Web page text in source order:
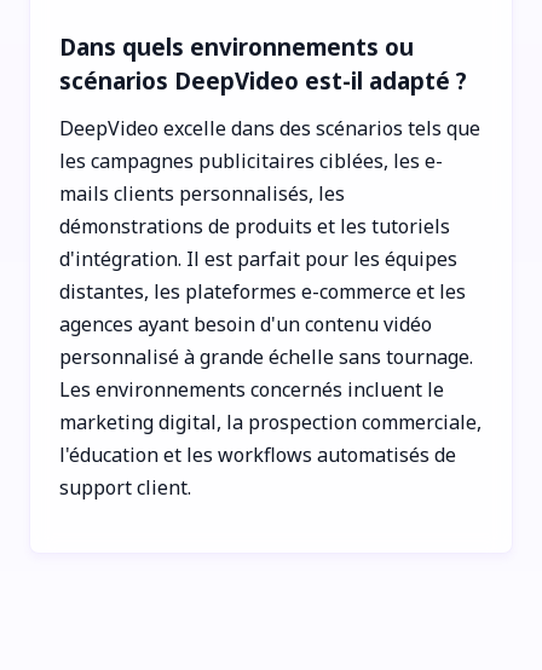
Dans quels environnements ou
scénarios DeepVideo est-il adapté ?
DeepVideo excelle dans des scénarios tels que
les campagnes publicitaires ciblées, les e-
mails clients personnalisés, les
démonstrations de produits et les tutoriels
d'intégration. Il est parfait pour les équipes
distantes, les plateformes e-commerce et les
agences ayant besoin d'un contenu vidéo
personnalisé à grande échelle sans tournage.
Les environnements concernés incluent le
marketing digital, la prospection commerciale,
l'éducation et les workflows automatisés de
support client.